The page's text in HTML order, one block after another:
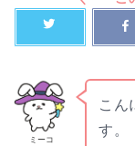
ミーコ
こん
す。